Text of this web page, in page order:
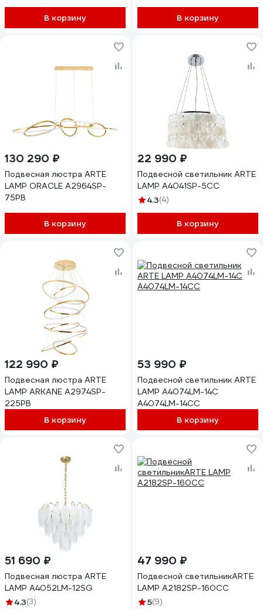
В корзину В корзину
130 290 ₽
Подвесная люстра ARTE
LAMP ORACLE A2964SP-
75PB
В корзину
22 990 ₽
Подвесной светильник ARTE
LAMP A4041SP-5CC
4.3(4)
В корзину
122 990 ₽
Подвесная люстра ARTE
LAMP ARKANE A2974SP-
225PB
В корзину
53 990 ₽
Подвесной светильник ARTE
LAMP A4074LM-14C
A4074LM-14CC
В корзину
51 690 ₽
Подвесная люстра ARTE
LAMP A4052LM-12SG
4.3(3)
47 990 ₽
Подвесной светильникARTE
LAMP A2182SP-160CC
5(9)